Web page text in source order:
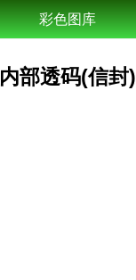
彩色图库
内部透码(信封)